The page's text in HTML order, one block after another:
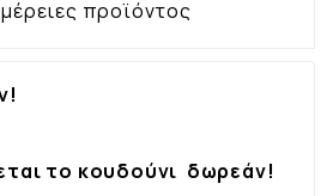
προϊόντος
το κουδούνι δωρεάν!